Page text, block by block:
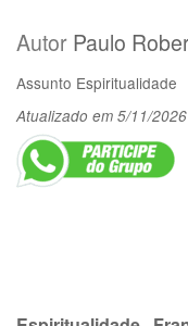
Autor Paulo
Assunto Espiritualidade
Atualizado em 5/11/